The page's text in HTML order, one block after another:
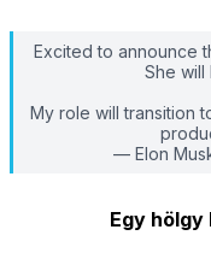
Excited to announce
She will
My role will transition
— Elon
Egy